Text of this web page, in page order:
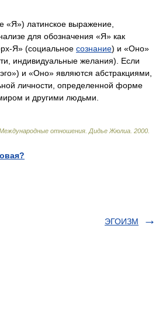
«Я») латинское выражение,
для обозначения «Я» как
Я» (социальное сознание) и «Оно»
индивидуальные желания). Если
и «Оно» являются абстракциями,
личности, определенной форме
и другими людьми.
отношения Дидье Жюлиа 2000
ЭГОИЗМ